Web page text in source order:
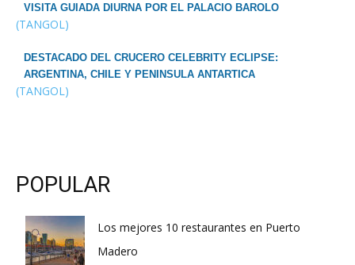
VISITA GUIADA DIURNA POR EL PALACIO BAROLO
(TANGOL)
DESTACADO DEL CRUCERO CELEBRITY ECLIPSE:
ARGENTINA, CHILE Y PENINSULA ANTARTICA
(TANGOL)
POPULAR
Los mejores 10 restaurantes en Puerto
Madero